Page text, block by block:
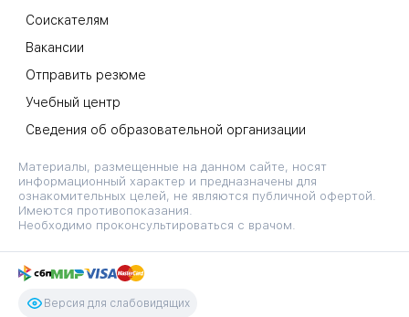
Соискателям
Вакансии
Отправить резюме
Учебный центр
Сведения об образовательной организации
Материалы, размещенные на данном сайте, носят
информационный характер и предназначены для
ознакомительных целей, не являются публичной офертой.
Имеются противопоказания.
Необходимо проконсультироваться с врачом.
Версия для слабовидящих